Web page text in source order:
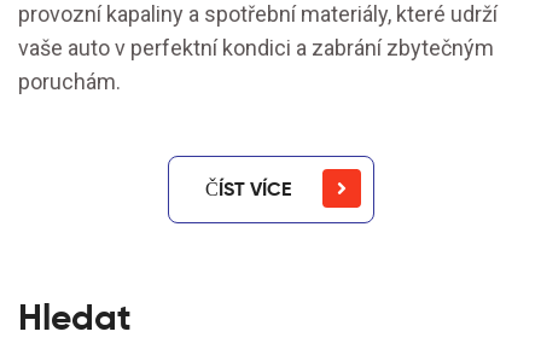
provozní kapaliny a spotřební materiály, které udrží
vaše auto v perfektní kondici a zabrání zbytečným
poruchám.
ČÍST VÍCE
Hledat